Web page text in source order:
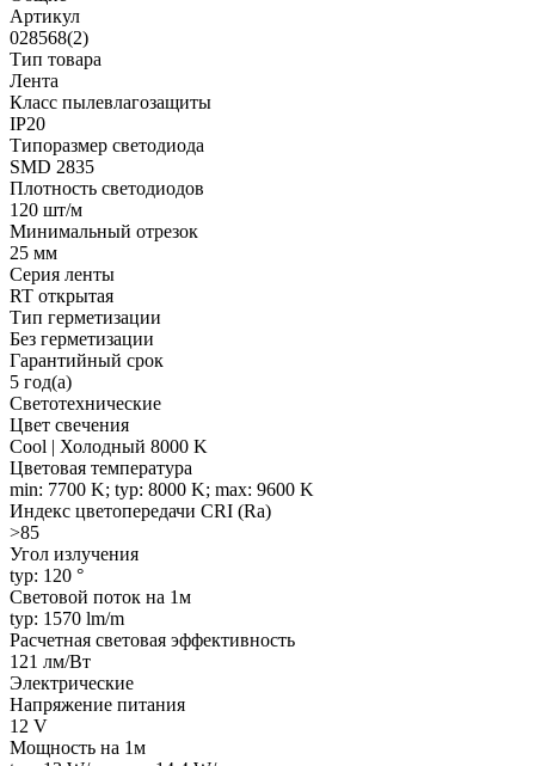
Артикул
028568(2)
Тип товара
Лента
Класс пылевлагозащиты
IP20
Типоразмер светодиода
SMD 2835
Плотность светодиодов
120 шт/м
Минимальный отрезок
25 мм
Серия ленты
RT открытая
Тип герметизации
Без герметизации
Гарантийный срок
5 год(а)
Светотехнические
Цвет свечения
Cool | Холодный 8000 K
Цветовая температура
min: 7700 K; typ: 8000 K; max: 9600 K
Индекс цветопередачи CRI (Ra)
>85
Угол излучения
typ: 120 °
Световой поток на 1м
typ: 1570 lm/m
Расчетная световая эффективность
121 лм/Вт
Электрические
Напряжение питания
12 V
Мощность на 1м